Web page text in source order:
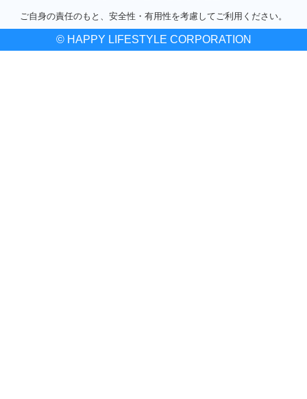
ご自身の責任のもと、安全性・有用性を考慮してご利用ください。
© HAPPY LIFESTYLE CORPORATION